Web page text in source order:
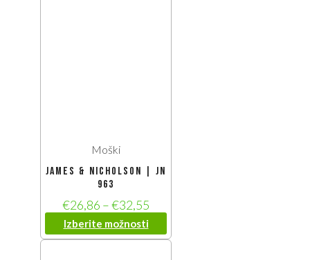
Moški
James & Nicholson | JN
963
€26,86 –€32,55
Izberite možnosti